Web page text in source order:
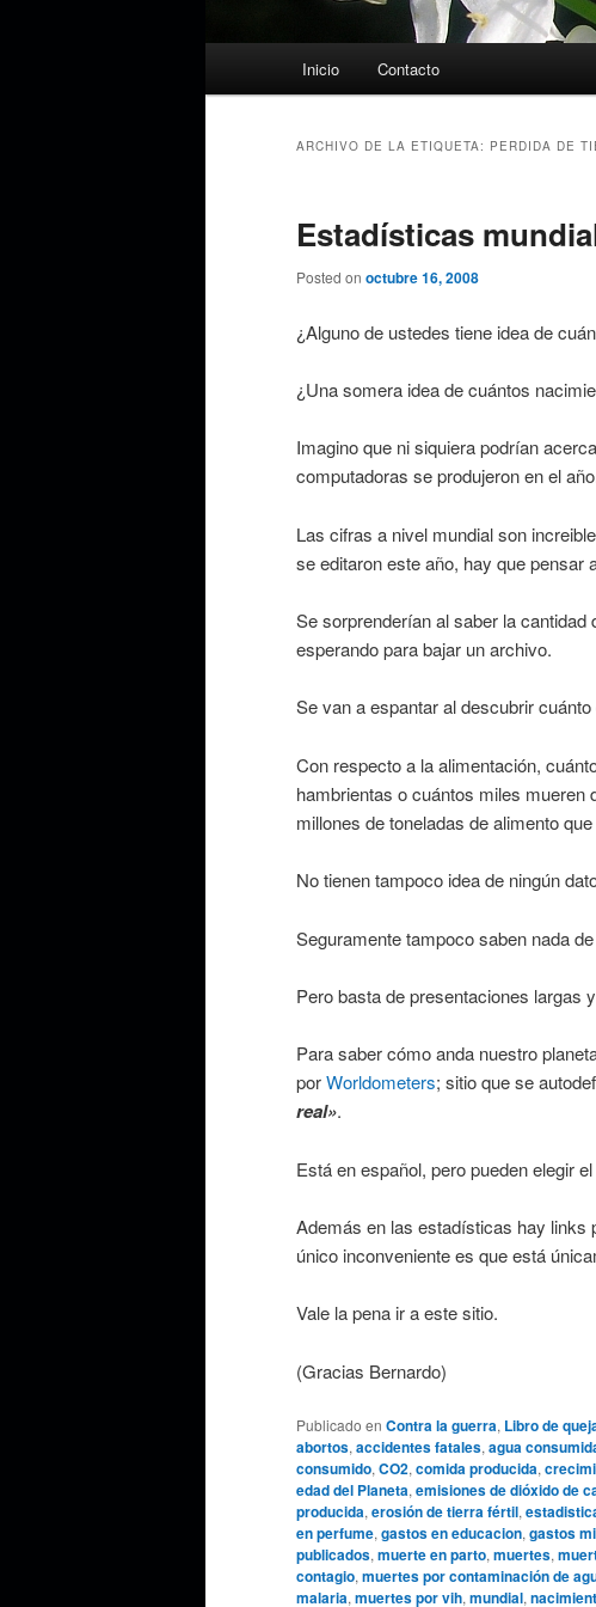
Inicio Contacto
ARCHIVO DE LA ETIQUETA: PERDIDA DE
Estadísticas
Posted on octubre 16, 2008
¿Alguno de ustedes tiene idea de
¿Una somera idea de cuántos
Imagino que ni siquiera podrían
computadoras se produjeron en el
Las cifras a nivel mundial son
se editaron este año, hay que pensar
Se sorprenderían al saber la
esperando para bajar un archivo.
Se van a espantar al descubrir
Con respecto a la alimentación,
hambrientas o cuántos miles mueren
millones de toneladas de alimento
No tienen tampoco idea de ningún
Seguramente tampoco saben nada
Pero basta de presentaciones largas
Para saber cómo anda nuestro
porWorldometers; sitio que se
real».
Está en español, pero pueden elegir
Además en las estadísticas hay links
único inconveniente es que está
Vale la pena ir a este sitio.
(Gracias Bernardo)
Publicado en Contra la guerra, Libro de
abortos, accidentes fatales, agua
consumido, CO2, comida producida,
edad del Planeta, emisiones de dióxido de
producida, erosión de tierra fértil,
en perfume, gastos en educacion, gastos
publicados, muerte en parto, muertes,
contagio, muertes por contaminación de
malaria, muertes por vih, mundial,